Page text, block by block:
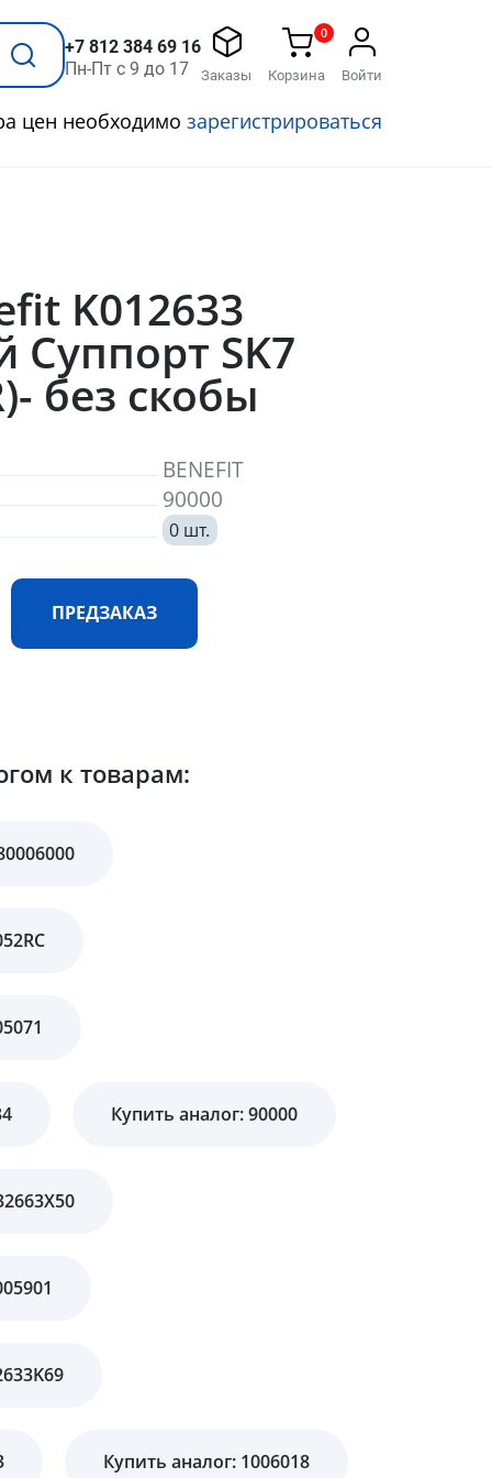
+7 812 384 69 16
Пн-Пт с 9 до 17
Заказы
0
Корзина Войти
цен необходимо зарегистрироваться
K012633
Суппорт SK7
без скобы
BENEFIT
90000
0 шт.
ПРЕДЗАКАЗ
к товарам:
Купить аналог: 90000
Купить аналог: 1006018